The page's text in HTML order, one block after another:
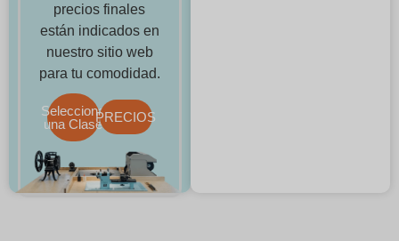
precios finales
están indicados en
nuestro sitio web
para tu comodidad.
Selecciona
una ClasePRECIOS